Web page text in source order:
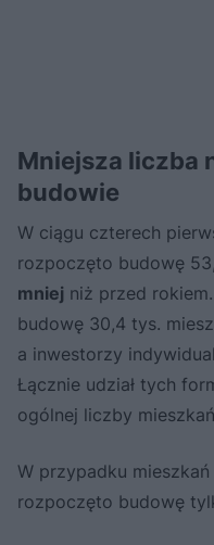
Mniejsza liczba
budowie
W ciągu czterech
rozpoczęto budowę
mniej niż przed
budowę 30,4 tys.
a inwestorzy
Łącznie udział tych
ogólnej liczby
W przypadku
rozpoczęto budowę